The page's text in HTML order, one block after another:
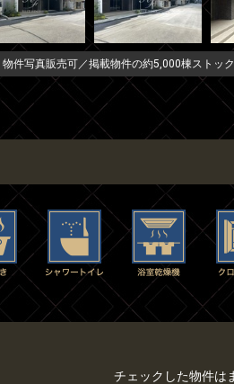
物件写真販売可／掲載物件の約5,000棟ストッ
チェックした物件は